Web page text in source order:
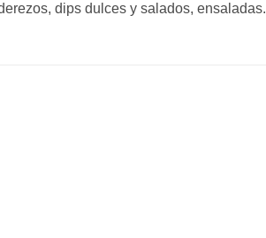
dips dulces y salados, ensaladas.